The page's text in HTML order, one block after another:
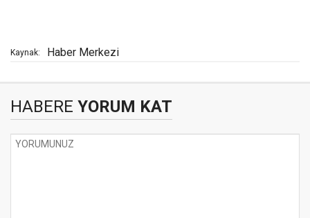
Kaynak: Haber Merkezi
HABERE YORUM KAT